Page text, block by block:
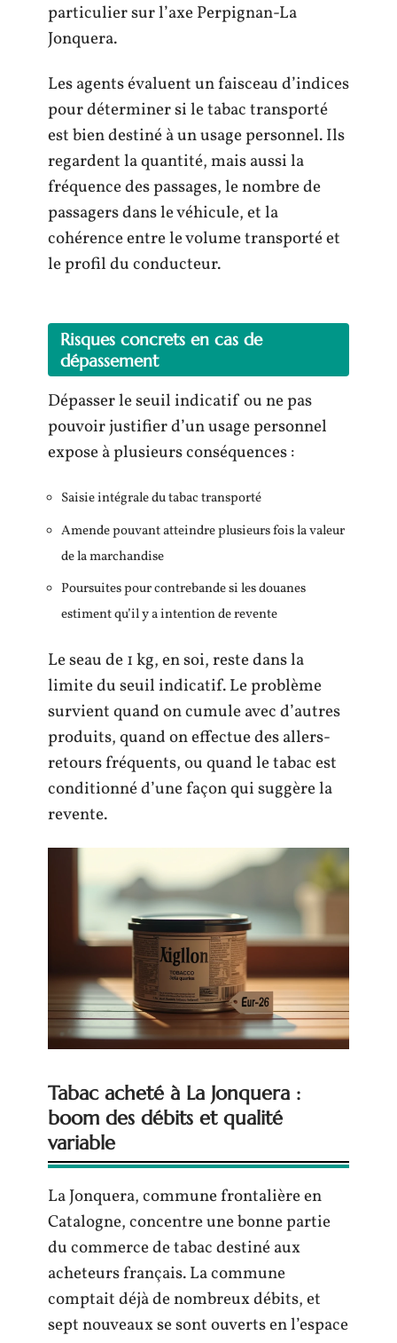
particulier sur l’axe Perpignan-La
Jonquera.
Les agents évaluent un faisceau d’indices
pour déterminer si le tabac transporté
est bien destiné à un usage personnel. Ils
regardent la quantité, mais aussi la
fréquence des passages, le nombre de
passagers dans le véhicule, et la
cohérence entre le volume transporté et
le profil du conducteur.
Risques concrets en cas de
dépassement
Dépasser le seuil indicatif ou ne pas
pouvoir justifier d’un usage personnel
expose à plusieurs conséquences :
Saisie intégrale du tabac transporté
Amende pouvant atteindre plusieurs fois la valeur
de la marchandise
Poursuites pour contrebande si les douanes
estiment qu’il y a intention de revente
Le seau de 1 kg, en soi, reste dans la
limite du seuil indicatif. Le problème
survient quand on cumule avec d’autres
produits, quand on effectue des allers-
retours fréquents, ou quand le tabac est
conditionné d’une façon qui suggère la
revente.
Tabac acheté à La Jonquera :
boom des débits et qualité
variable
La Jonquera, commune frontalière en
Catalogne, concentre une bonne partie
du commerce de tabac destiné aux
acheteurs français. La commune
comptait déjà de nombreux débits, et
sept nouveaux se sont ouverts en l’espace